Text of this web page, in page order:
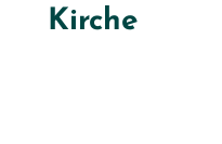
Kirche